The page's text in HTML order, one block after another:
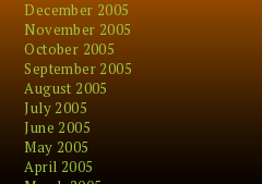
December 2005
November 2005
October 2005
September 2005
August 2005
July 2005
June 2005
May 2005
April 2005